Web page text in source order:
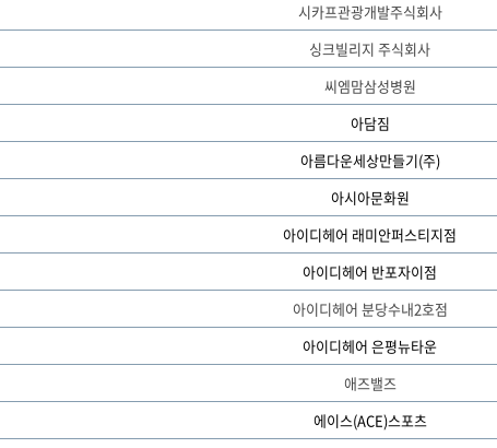
시카프관광개발주식회사
싱크빌리지 주식회사
씨엠맘삼성병원
아담짐
아름다운세상만들기(주)
아시아문화원
아이디헤어 래미안퍼스티지점
아이디헤어 반포자이점
아이디헤어 분당수내2호점
아이디헤어 은평뉴타운
애즈밸즈
에이스(ACE)스포츠